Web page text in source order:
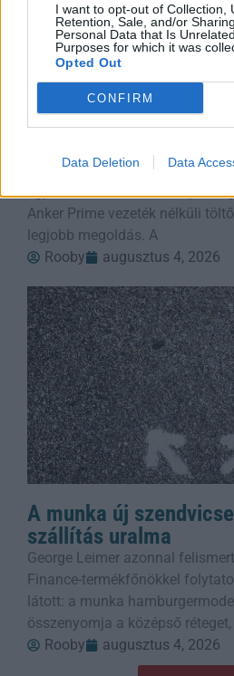
I want to opt-out of Collection,
Retention, Sale, and/or
Personal Data that Is
Purposes for which it was
Opted Out
CONFIRM
Data Deletion Data
Anker Prime Vezeték
Töltőállomás
Ha rendet szeretnél tenni az
egyszerre akár három kütyüt is
Anker Prime vezeték nélküli
legjobb megoldás. A
Rooby
augusztus 4, 2026
A munka új
szállítás uralma
George Leimer azonnal
Finance-termékfőnökkel
látott: a munka
összenyomja a középső
Rooby
augusztus 4, 2026